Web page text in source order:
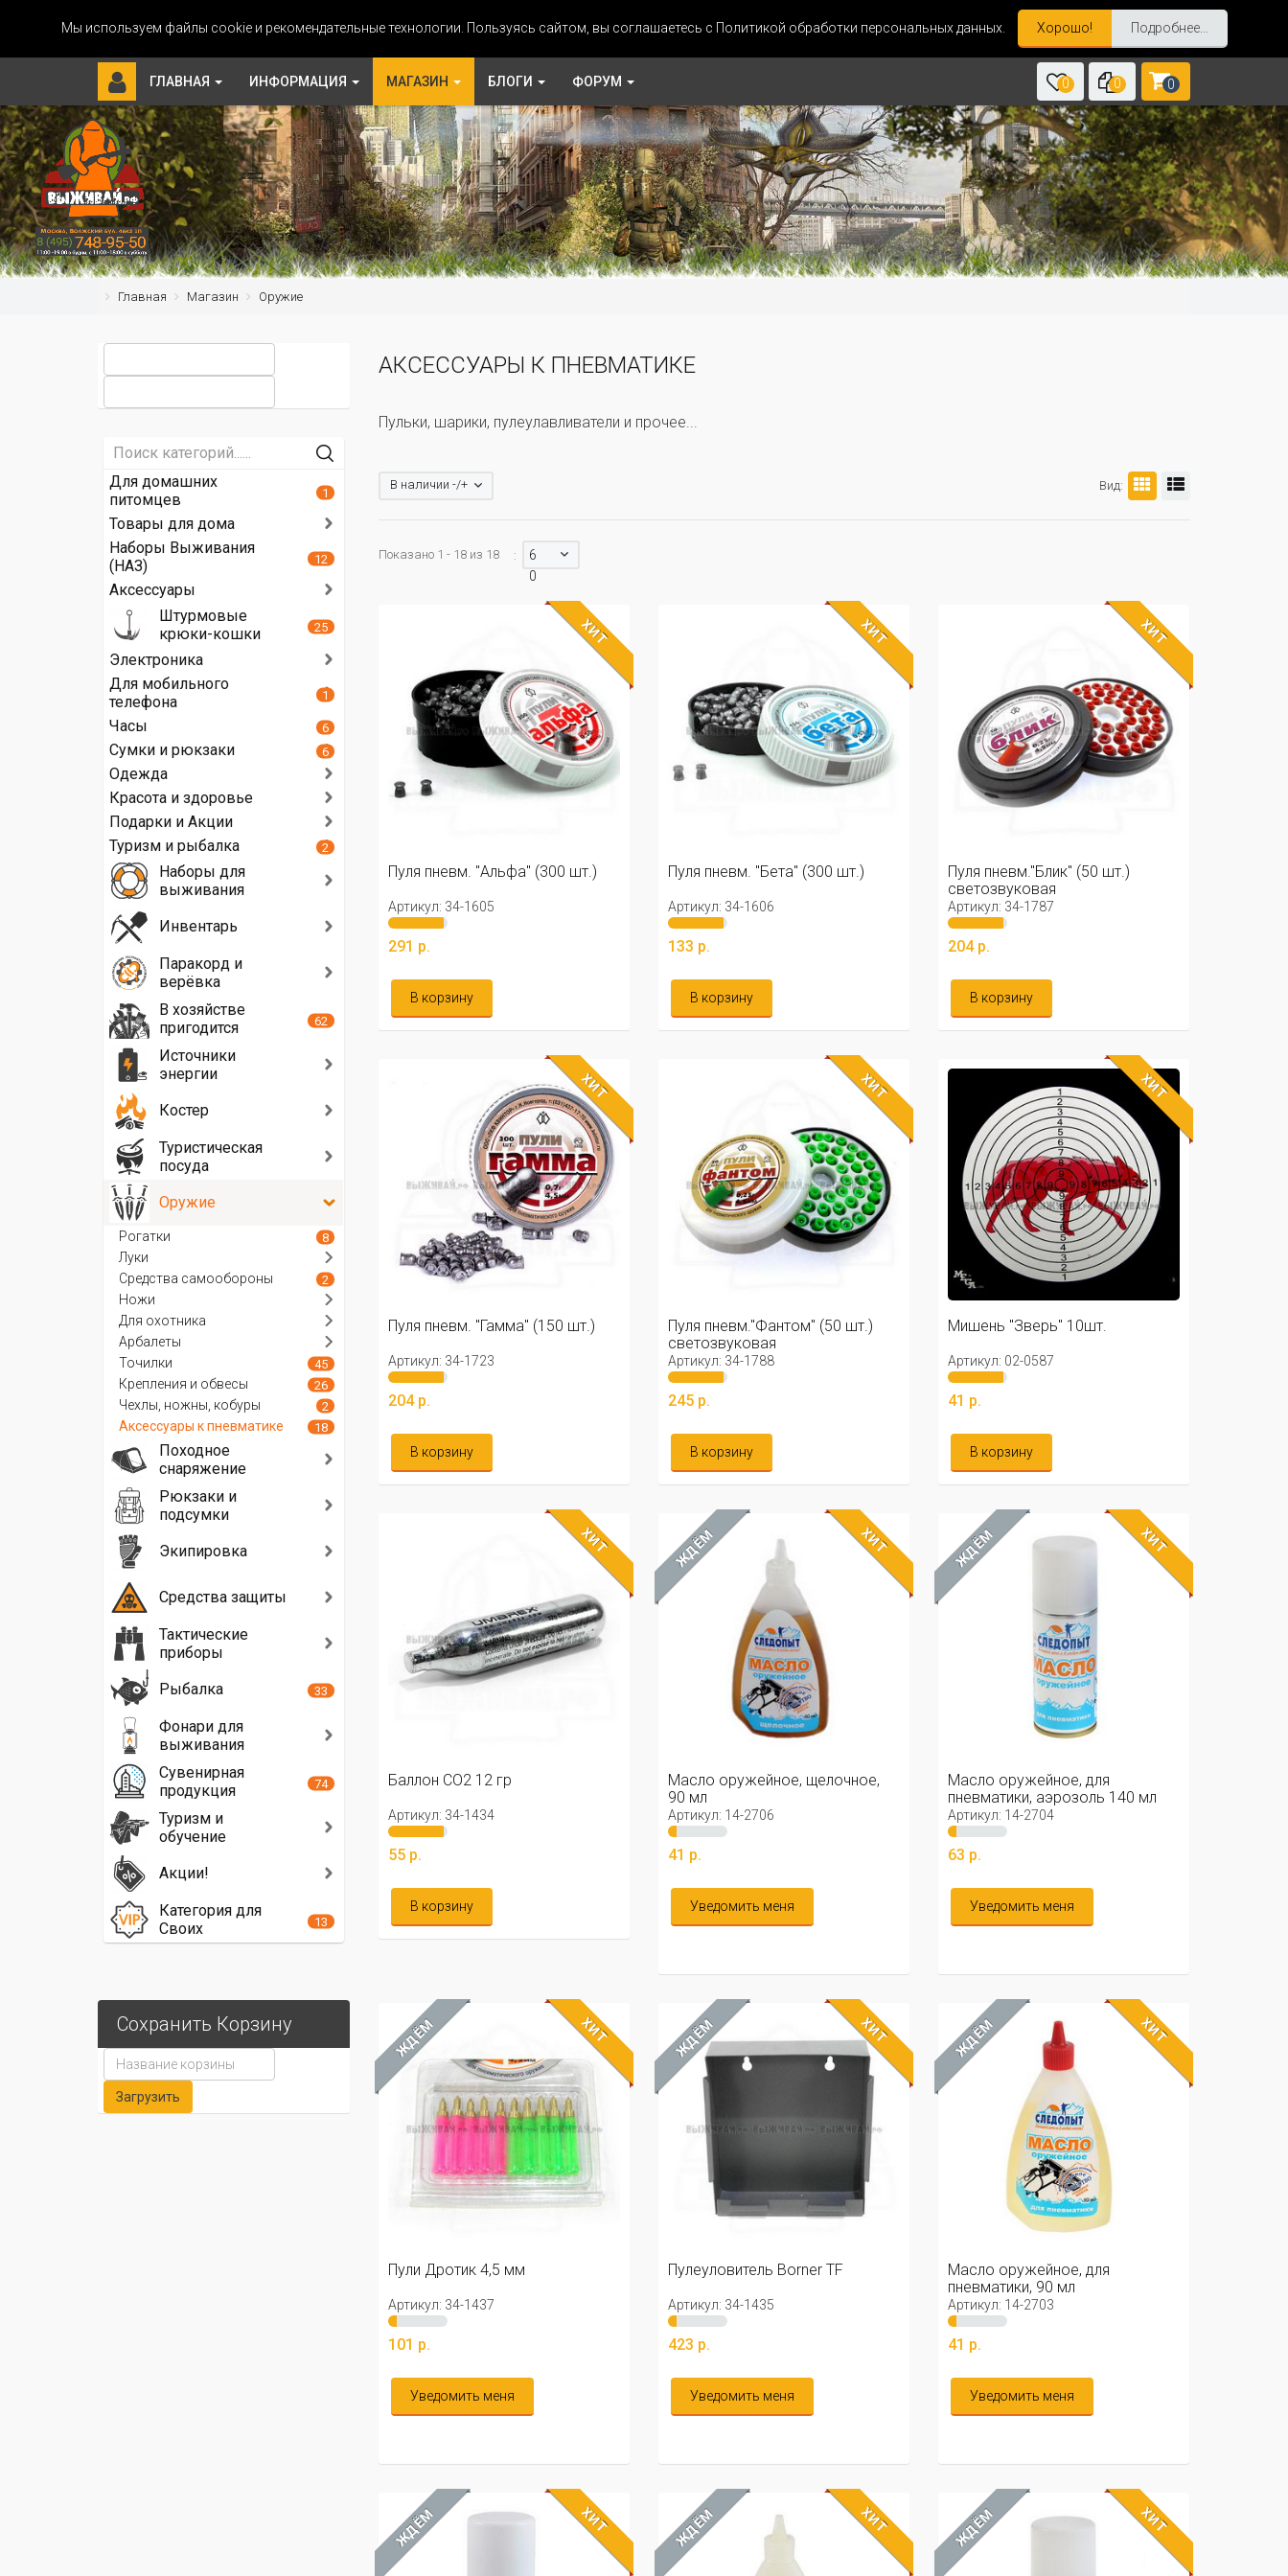
Мы используем файлы cookie и рекомендательные технологии. Пользуясь сайтом, вы соглашаетесь с Политикой обработки персональных данных. Хорошо! Подробнее...
ГЛАВНАЯ ИНФОРМАЦИЯ МАГАЗИН БЛОГИ ФОРУМ 0 0 0
Главная Магазин Оружие
АКСЕССУАРЫ К ПНЕВМАТИКЕ
Пульки, шарики, пулеулавливатели и прочее...
Вид:
В наличии -/+
Показано 1 - 18 из 18 :
6
0
ХИТ
Пуля пневм. "Альфа" (300 шт.)
Артикул: 34-1605
291 р.
В корзину
ХИТ
Пуля пневм. "Бета" (300 шт.)
Артикул: 34-1606
133 р.
В корзину
ХИТ
Пуля пневм."Блик" (50 шт.)
светозвуковая
Артикул: 34-1787
204 р.
В корзину
ХИТ
Пуля пневм. "Гамма" (150 шт.)
Артикул: 34-1723
204 р.
В корзину
ХИТ
Пуля пневм."Фантом" (50 шт.)
светозвуковая
Артикул: 34-1788
245 р.
В корзину
ХИТ
Мишень "Зверь" 10шт.
Артикул: 02-0587
41 р.
В корзину
ХИТ
Баллон CO2 12 гр
Артикул: 34-1434
55 р.
В корзину
ЖДЁМ ХИТ
Масло оружейное, щелочное,
90 мл
Артикул: 14-2706
41 р.
Уведомить меня
ЖДЁМ ХИТ
Масло оружейное, для
пневматики, аэрозоль 140 мл
Артикул: 14-2704
63 р.
Уведомить меня
ЖДЁМ ХИТ
Пули Дротик 4,5 мм
Артикул: 34-1437
101 р.
Уведомить меня
ЖДЁМ ХИТ
Пулеуловитель Borner TF
Артикул: 34-1435
423 р.
Уведомить меня
ЖДЁМ ХИТ
Масло оружейное, для
пневматики, 90 мл
Артикул: 14-2703
41 р.
Уведомить меня
ЖДЁМ ХИТ ЖДЁМ ХИТ ЖДЁМ ХИТ
Для домашних
питомцев
1
Товары для дома
Наборы Выживания
(НАЗ)
12
Аксессуары
Штурмовые
крюки-кошки
25
Электроника
Для мобильного
телефона
1
Часы 6
Сумки и рюкзаки 6
Одежда
Красота и здоровье
Подарки и Акции
Туризм и рыбалка
2
Наборы для
выживания
Инвентарь
Паракорд и
верёвка
В хозяйстве
пригодится
62
Источники
энергии
Костер
Туристическая
посуда
Оружие
Рогатки 8
Луки
Средства самообороны
2
Ножи
Для охотника
Арбалеты
Точилки
45
Крепления и обвесы 26
Чехлы, ножны, кобуры 2
Аксессуары к пневматике 18
Походное
снаряжение
Рюкзаки и
подсумки
Экипировка
Средства защиты
Тактические
приборы
Рыбалка
33
Фонари для
выживания
Сувенирная
продукция
74
Туризм и
обучение
Акции!
Категория для
Своих
13
Сохранить Корзину